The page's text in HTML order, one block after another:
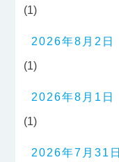
(1)
2026年8月2日
(1)
2026年8月1日
(1)
2026年7月31日